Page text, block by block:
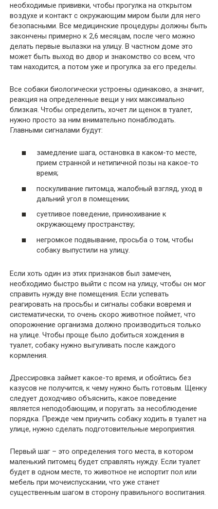
необходимые прививки, чтобы прогулка на открытом
воздухе и контакт с окружающим миром были для него
безопасными. Все медицинские процедуры должны быть
закончены примерно к 2,6 месяцам, после чего можно
делать первые вылазки на улицу. В частном доме это
может быть выход во двор и знакомство со всем, что
там находится, а потом уже и прогулка за его пределы.
Все собаки биологически устроены одинаково, а значит,
реакция на определенные вещи у них максимально
близкая. Чтобы определить, хочет ли щенок в туалет,
нужно просто за ним внимательно понаблюдать.
Главными сигналами будут:
замедление шага, остановка в каком-то месте,
прием странной и нетипичной позы на какое-то
время;
поскуливание питомца, жалобный взгляд, уход в
дальний угол в помещении;
суетливое поведение, принюхивание к
окружающему пространству;
негромкое подвывание, просьба о том, чтобы
собаку выпустили на улицу.
Если хоть один из этих признаков был замечен,
необходимо быстро выйти с псом на улицу, чтобы он мог
справить нужду вне помещения. Если успевать
реагировать на просьбы и сигналы собаки вовремя и
систематически, то очень скоро животное поймет, что
опорожнение организма должно производиться только
на улице. Чтобы проще было добиться хождения в
туалет, собаку нужно выгуливать после каждого
кормления.
Дрессировка займет какое-то время, и обойтись без
казусов не получится, к чему нужно быть готовым. Щенку
следует доходчиво объяснить, какое поведение
является неподобающим, и поругать за несоблюдение
порядка. Прежде чем приучить собаку ходить в туалет на
улице, нужно сделать подготовительные мероприятия.
Первый шаг – это определения того места, в котором
маленький питомец будет справлять нужду. Если туалет
будет в одном месте, то животное не испортит пол или
мебель при мочеиспускании, что уже станет
существенным шагом в сторону правильного воспитания.